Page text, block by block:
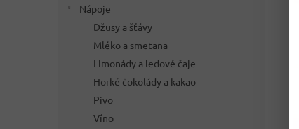
Nápoje
Džusy a šťávy
Mléko a smetana
Limonády a ledové čaje
Horké čokolády a kakao
Pivo
Víno